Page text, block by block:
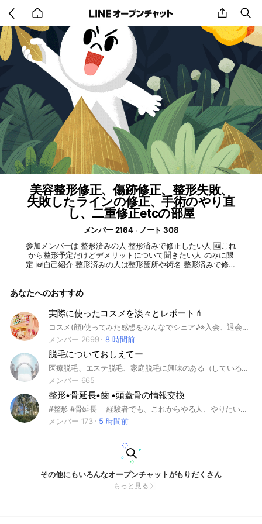
back
to
home
share
美容整形修正、傷跡修正、整形失敗、
失敗したラインの修正、手術のやり直
し、二重修正etcの部屋
メンバー 2164
ノート 308
参加メンバーは 整形済みの人 整形済みで修正したい人 🆕これ
から整形予定だけどデメリットについて聞きたい人 のみに限
定 🆕自己紹介 整形済みの人は整形箇所や術名 整形済みで修正
します🙇‍♀️ 整形済みの人の失敗談・整形箇所の修正・やり直し
整形済み💃✨ その他レーザー（フラクショナル・炭酸ガス・ハ
イフ・ダーマローラーetc）、セルフダーマローラー、セルフ
トレチノイン×ハイドロキノン などなど 👀埋没法×○回、眼瞼
下垂、目頭切開×2回、目尻切開（たれ目形成）、涙袋形成 👃
鼻プロテーゼ×○回(L・I・糸・ヒアルロン酸・アクアミド)、鼻
翼縮小、鼻中隔延長、鼻尖形成（団子鼻修正） 🦵脂肪吸引
（ベイザー、頬×3、あご下、腕、背中、脇、お腹、お尻、太
もも、ふくらはぎ） 👙豊胸（コンデンスリッチ） 💉脂肪溶解
注射、バッカルファット、ヒアルロン酸注入、ボトックス、非
吸収剤注入（エンドプロテーゼ、アクアミド） PRP注入（成長
因子）、脂肪注入、頬骨削り、フェイスリフトetc 😭細菌感染
後、皮膚壊死し、鼻プロテが皮膚を突き破り飛び出る→プロテ
抜去したが皮膚に穴が開き、その傷跡修正中 😭フェイスリフ
その他、整形の失敗談デメリットお話し出来ます💦 もちろ
ん、成功箇所もあるし、やって良かったところも沢山あります
🤣🤣 失敗談やデメリット、修正成功談 皆さんの経験談聞きた
いです💡 皆でワイワイお話ししましょう🙌 #美容整形#整形#
修正#整形失敗#二重修正#傷跡#傷跡修正#縫合跡#切開跡#整
形やり直し#手術やり直し#やり直し#整形デメリット#フェイ
あなたへのおすすめ
実際に使ったコスメを淡々とレポート💄
コスメ(顔)使ってみた感想をみんなでシェア♪※入会、退会の際挨拶不要です※ #メイク #コスメ #プチプラ #デパコス #オシャレ #かわいい #女子力 #おすすめ #韓国コスメ #中国コスメ #情報
メンバー 2699
8 時間前
脱毛についておしえてー
医療脱毛、エステ脱毛、家庭脱毛に興味のある（している）人のためのコミュニティです。脱毛の方法や注意点など、参加者みんなでツルスベ素肌を目指すための情報を共有してきましょう。 #脱毛 #医療脱毛 #エステ脱毛 #家庭用脱毛器 #ムダ毛
メンバー 665
整形•骨延長•歯 •頭蓋骨の情報交換
#整形 #骨延長 経験者でも、これからやる人、やりたい人でもどうぞ 私も持ってる情報を共有していきます
メンバー 173
5 時間前
その他にもいろんなオープンチャットがもりだくさん
もっと見る